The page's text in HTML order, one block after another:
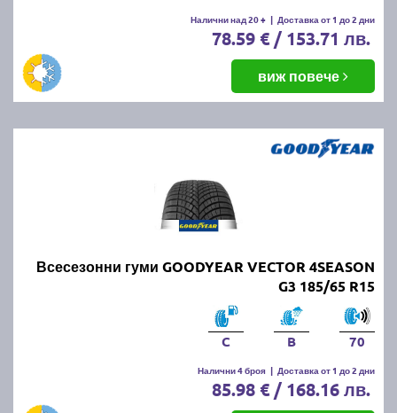
Налични над 20 + | Доставка от 1 до 2 дни
78.59 € / 153.71 лв.
виж повече
Всесезонни гуми GOODYEAR VECTOR 4SEASON
G3 185/65 R15
C B 70
Налични 4 броя | Доставка от 1 до 2 дни
85.98 € / 168.16 лв.